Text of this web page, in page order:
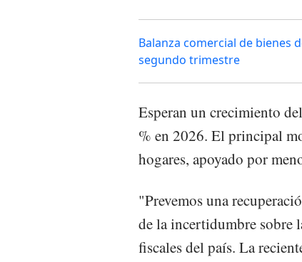
Balanza comercial de bienes
segundo trimestre
Esperan un crecimiento
% en 2026. El principal
hogares, apoyado por
"Prevemos una
de la incertidumbre sobre
fiscales del país. La